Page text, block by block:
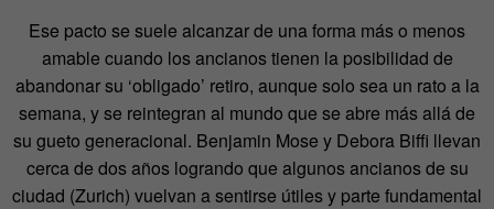
Ese pacto se suele alcanzar de una forma más o menos
amable cuando los ancianos tienen la posibilidad de
abandonar su ‘obligado’ retiro, aunque solo sea un rato a la
semana, y se reintegran al mundo que se abre más allá de
su gueto generacional. Benjamin Mose y Debora Biffi llevan
cerca de dos años logrando que algunos ancianos de su
ciudad (Zurich) vuelvan a sentirse útiles y parte fundamental